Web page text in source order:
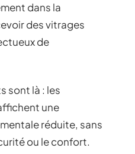
dans la
des vitrages
de
sont là : les
une
réduite, sans
ou le confort.